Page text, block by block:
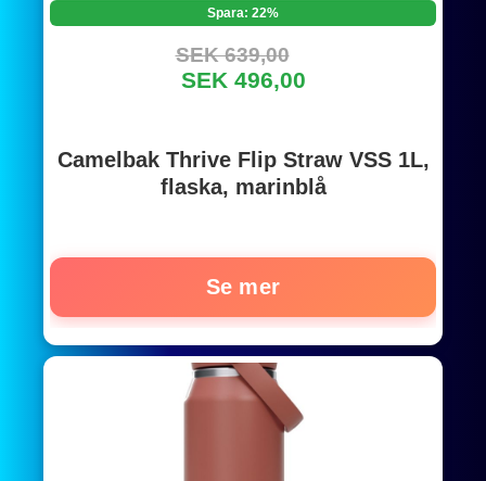
Spara: 22%
SEK 639,00
SEK 496,00
Camelbak Thrive Flip Straw VSS 1L,
flaska, marinblå
Se mer